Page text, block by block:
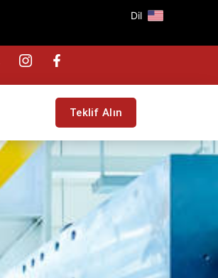
Dil
Teklif Alın